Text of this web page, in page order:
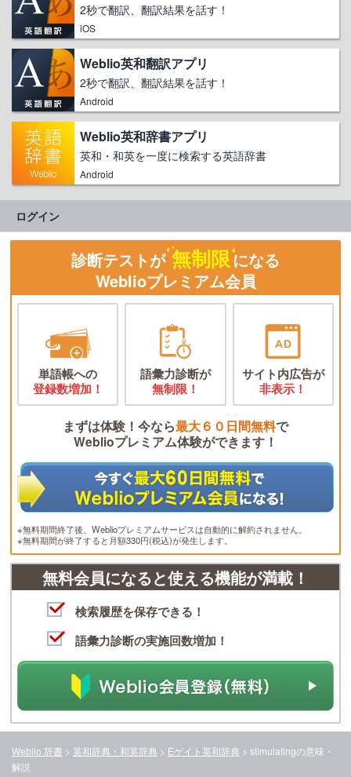
2秒で翻訳、翻訳結果を話す！
iOS
Weblio英和翻訳アプリ
2秒で翻訳、翻訳結果を話す！
Android
Weblio英和辞書アプリ
英和・和英を一度に検索する英語辞書
Android
ログイン
診断テストが 無制限になる
Weblioプレミアム会員
単語帳への
登録数増加！
語彙力診断が
無制限！
サイト内広告が
非表示！
まずは体験！今なら最大６０日間無料で
Weblioプレミアム体験ができます！
※無料期間終了後、Weblioプレミアムサービスは自動的に解約されません。
※無料期間が終了すると月額330円(税込)が発生します。
無料会員になると使える機能が満載！
検索履歴を保存できる！
語彙力診断の実施回数増加！
Weblio 辞書 > 英和辞典・和英辞典 > Eゲイト英和辞典 > stimulatingの意味・
解説